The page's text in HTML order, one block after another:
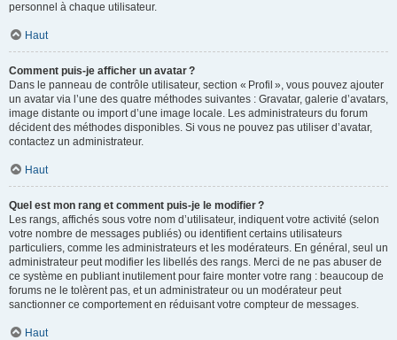
personnel à chaque utilisateur.
Haut
Comment puis-je afficher un avatar ?
Dans le panneau de contrôle utilisateur, section « Profil », vous pouvez ajouter
un avatar via l’une des quatre méthodes suivantes : Gravatar, galerie d’avatars,
image distante ou import d’une image locale. Les administrateurs du forum
décident des méthodes disponibles. Si vous ne pouvez pas utiliser d’avatar,
contactez un administrateur.
Haut
Quel est mon rang et comment puis-je le modifier ?
Les rangs, affichés sous votre nom d’utilisateur, indiquent votre activité (selon
votre nombre de messages publiés) ou identifient certains utilisateurs
particuliers, comme les administrateurs et les modérateurs. En général, seul un
administrateur peut modifier les libellés des rangs. Merci de ne pas abuser de
ce système en publiant inutilement pour faire monter votre rang : beaucoup de
forums ne le tolèrent pas, et un administrateur ou un modérateur peut
sanctionner ce comportement en réduisant votre compteur de messages.
Haut